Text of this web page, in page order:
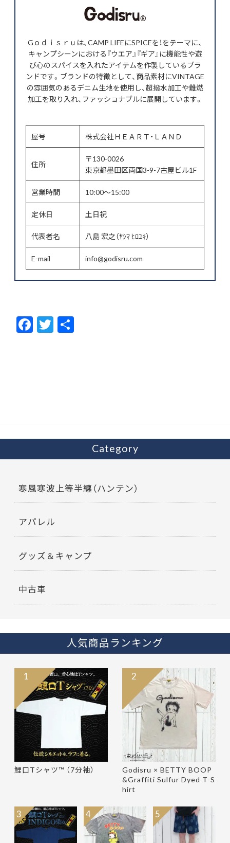
Gｏｄｉｓｒｕは、CAMP LIFEにSPICEを！をテーマに、
キャンプシーンにおける『ウエア』『ギア』に機能性や遊
び心のスパイスを入れたアイテムを作製しているブラ
ンドです。ブランドの特徴として、商品素材にVINTAGE
の雰囲気のあるデニム生地を使用し、超撥水加工や難燃
加工を取り入れ、ファッショナブルに展開しています。
屋号 株式会社ＨＥＡＲＴ・ＬＡＮＤ
住所
〒130-0026
東京都墨田区両国3-9-7古屋ビル1F
営業時間 10:00～15:00
定休日 土日祝
代表者名 八島 宏之（ﾔｼﾏ ﾋﾛﾕｷ）
E-mail info@godisru.com
F
ac
T
w
Category
寒風寒波上等半纏（ハンテン）
アパレル
グッズ＆キャンプ
中古車
人気商品ランキング
鯉口Tシャツ™ （7分袖）
1
Godisru × BETTY BOOP
&Graffiti Sulfur Dyed T-S
hirt
2
3 4 5